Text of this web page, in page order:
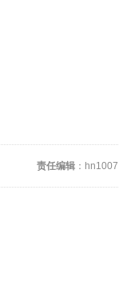
责任编辑 ：hn1007